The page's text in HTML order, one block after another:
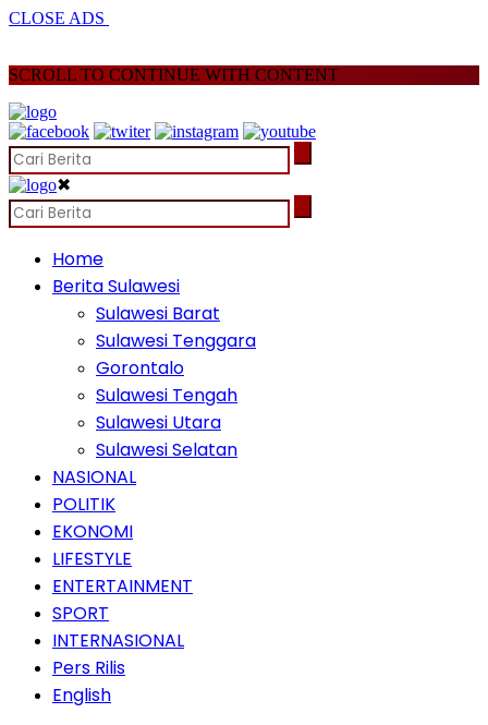
CLOSE ADS
SCROLL TO CONTINUE WITH CONTENT
✖
Home
Berita Sulawesi
Sulawesi Barat
Sulawesi Tenggara
Gorontalo
Sulawesi Tengah
Sulawesi Utara
Sulawesi Selatan
NASIONAL
POLITIK
EKONOMI
LIFESTYLE
ENTERTAINMENT
SPORT
INTERNASIONAL
Pers Rilis
English